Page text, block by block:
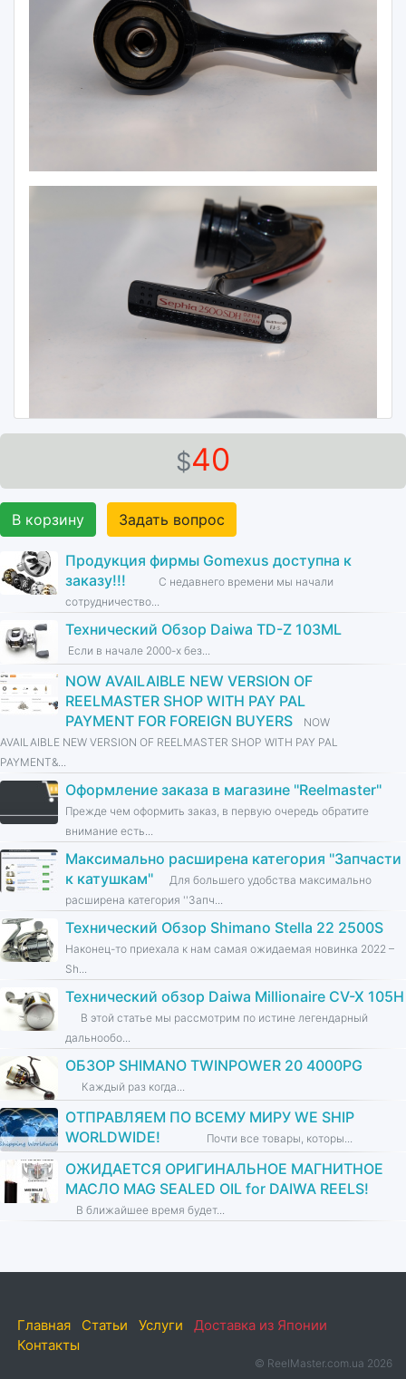
$40
В корзину Задать вопрос
Продукция фирмы Gomexus доступна к
заказу!!!
С недавнего времени мы начали
сотрудничество...
Технический Обзор Daiwa TD-Z 103ML
Если в начале 2000-х без...
NOW AVAILAIBLE NEW VERSION OF
REELMASTER SHOP WITH PAY PAL
PAYMENT FOR FOREIGN BUYERS
NOW
AVAILAIBLE NEW VERSION OF REELMASTER SHOP WITH PAY PAL
PAYMENT&...
Оформление заказа в магазине ''Reelmaster''
Прежде чем оформить заказ, в первую очередь обратите
внимание есть...
Максимально расширена категория ''Запчасти
к катушкам''
Для большего удобства максимально
расширена категория ''Запч...
Технический Обзор Shimano Stella 22 2500S
Наконец-то приехала к нам самая ожидаемая новинка 2022 –
Sh...
Технический обзор Daiwa Millionaire CV-X 105H
В этой статье мы рассмотрим по истине легендарный
дальнообо...
ОБЗОР SHIMANO TWINPOWER 20 4000PG
Каждый раз когда...
ОТПРАВЛЯЕМ ПО ВСЕМУ МИРУ WE SHIP
WORLDWIDE!
Почти все товары, которы...
ОЖИДАЕТСЯ ОРИГИНАЛЬНОЕ МАГНИТНОЕ
МАСЛО MAG SEALED OIL for DAIWA REELS!
В ближайшее время будет...
Главная Статьи Услуги
Доставка из Японии
Контакты
© ReelMaster.com.ua 2026